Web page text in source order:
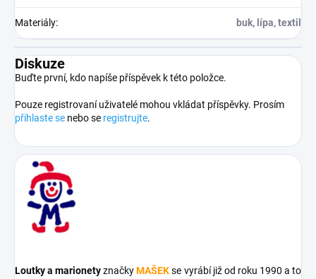
Materiály: buk, lípa, textil
Diskuze
Buďte první, kdo napíše příspěvek k této položce.
Pouze registrovaní uživatelé mohou vkládat příspěvky. Prosím
přihlaste se nebo se registrujte.
Loutky a marionetyznačkyMAŠEKse vyrábí již od roku 1990 a to